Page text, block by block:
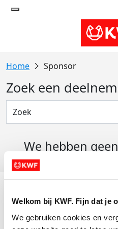
Welkom bij KWF. Fijn dat je
We gebruiken cookies en
Sponsor
Zoek een
We hebben
Actiematerialen
Evenementen